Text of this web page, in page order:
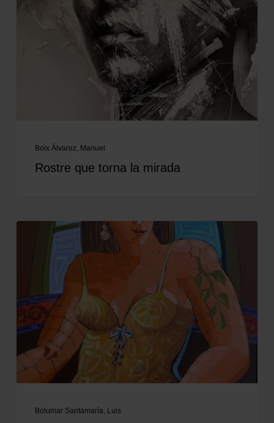
Boix Álvarez, Manuel
Rostre que torna la mirada
Bolumar Santamaría, Luis